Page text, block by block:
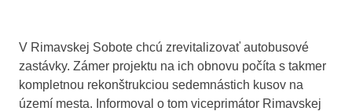
V Rimavskej Sobote chcú zrevitalizovať autobusové
zastávky. Zámer projektu na ich obnovu počíta s takmer
kompletnou rekonštrukciou sedemnástich kusov na
území mesta. Informoval o tom viceprimátor Rimavskej